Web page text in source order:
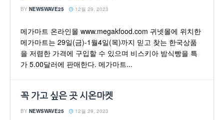
BY NEWSWAVE25 12월 29, 2023
메가마트 온라인몰 www.megakfood.com 귀넷몰에 위치한
메가마트는 29일(금)-1월4일(목)까지 믿고 찾는 한국상품
을 저렴한 가격에 구입할 수 있으며 비스키아 밤식빵을 특
가 5.00달러에 판매한다. 메가마트...
꼭 가고 싶은 곳 시온마켓
BY NEWSWAVE25 12월 29, 2023